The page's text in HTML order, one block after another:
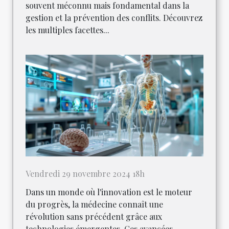
souvent méconnu mais fondamental dans la
gestion et la prévention des conflits. Découvrez
les multiples facettes...
Vendredi 29 novembre 2024 18h
Dans un monde où l'innovation est le moteur
du progrès, la médecine connaît une
révolution sans précédent grâce aux